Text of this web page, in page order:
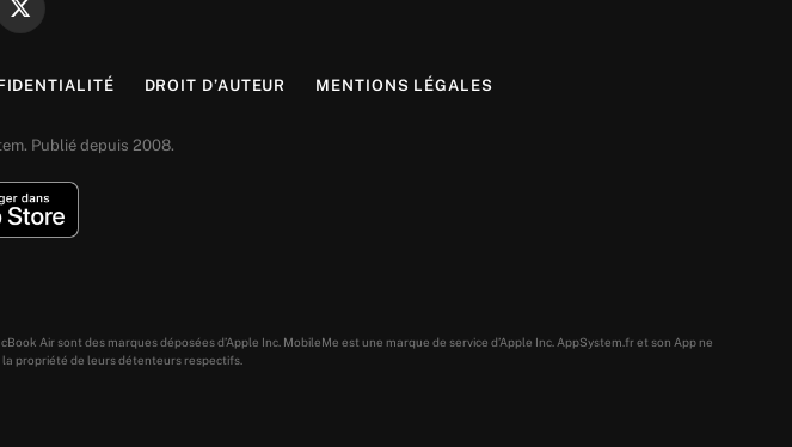
X
DROIT D’AUTEUR MENTIONS LÉGALES
Publié depuis 2008.
Air sont des marques déposées d’Apple Inc. MobileMe est une marque de service d’Apple Inc. AppSystem.fr et son App ne
propriété de leurs détenteurs respectifs.